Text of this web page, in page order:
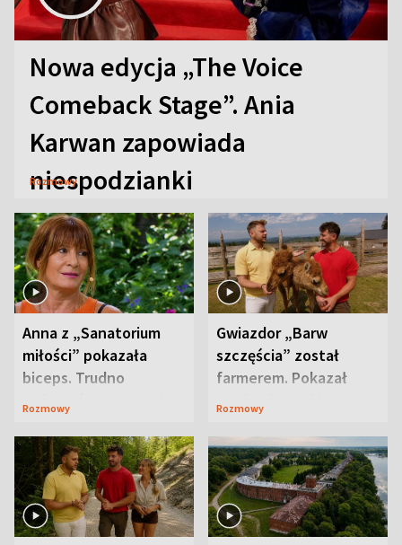
Nowa edycja „The Voice
Comeback Stage”. Ania
Karwan zapowiada
niespodzianki
Rozmowy
Anna z „Sanatorium
miłości” pokazała
biceps. Trudno
uwierzyć, co przeszła
Rozmowy
Gwiazdor „Barw
szczęścia” został
farmerem. Pokazał
swoje niezwykłe
Rozmowy